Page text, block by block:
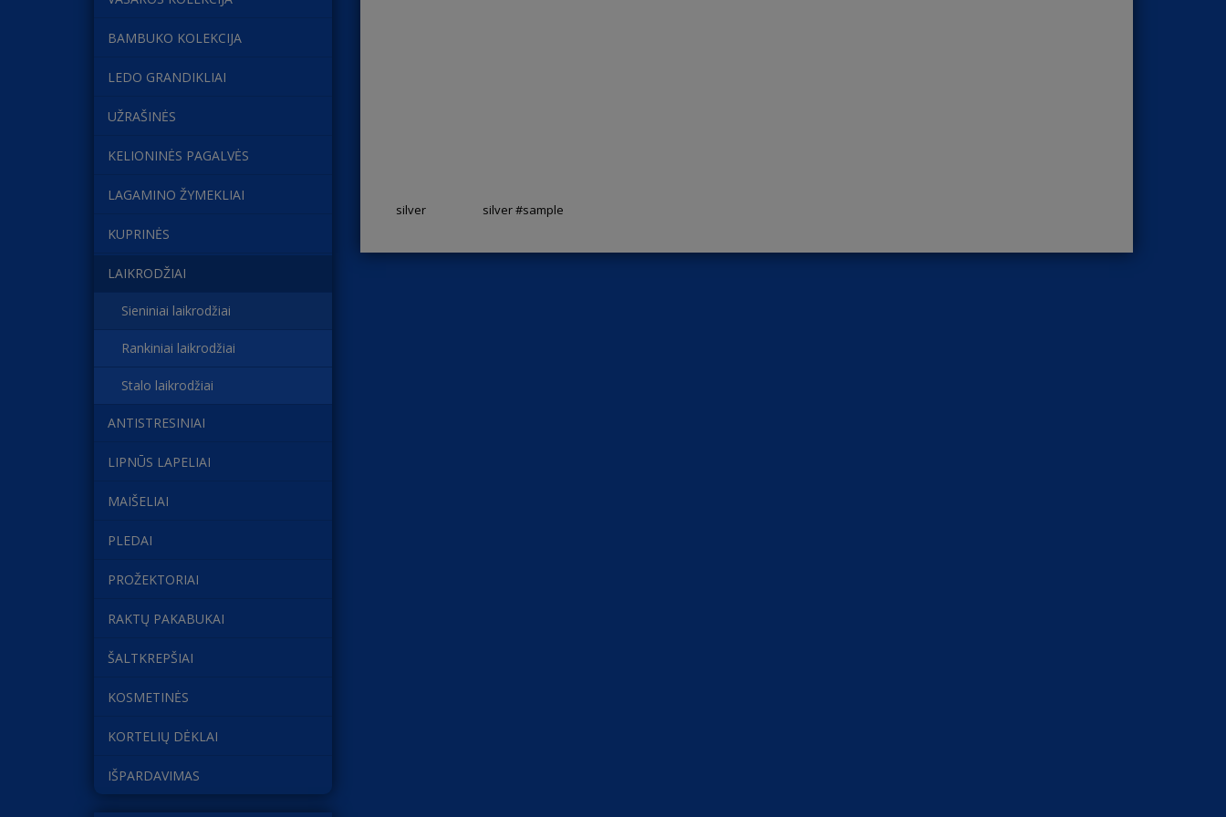
BAMBUKO KOLEKCIJA
LEDO GRANDIKLIAI
UŽRAŠINĖS
KELIONINĖS PAGALVĖS
LAGAMINO ŽYMEKLIAI
KUPRINĖS
LAIKRODŽIAI
Sieniniai laikrodžiai
Rankiniai laikrodžiai
Stalo laikrodžiai
ANTISTRESINIAI
LIPNŪS LAPELIAI
MAIŠELIAI
PLEDAI
PROŽEKTORIAI
RAKTŲ PAKABUKAI
ŠALTKREPŠIAI
KOSMETINĖS
KORTELIŲ DĖKLAI
IŠPARDAVIMAS
silver silver #sample